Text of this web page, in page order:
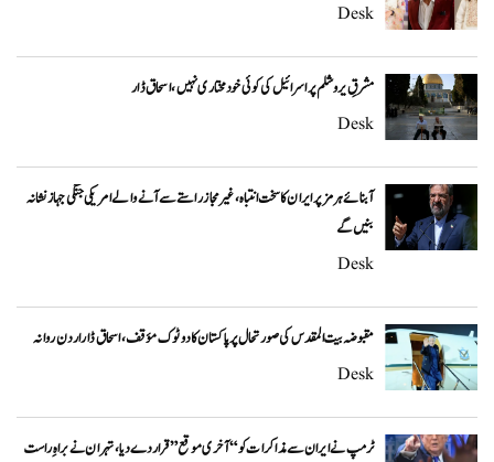
Desk
مشرقِ یروشلم پر اسرائیل کی کوئی خودمختاری نہیں، اسحاق ڈار
Desk
آبنائے ہرمز پر ایران کا سخت انتباہ، غیر مجاز راستے سے آنے والے امریکی جنگی جہاز نشانہ
بنیں گے
Desk
مقبوضہ بیت المقدس کی صورتحال پر پاکستان کا دوٹوک مؤقف، اسحاق ڈار اردن روانہ
Desk
ٹرمپ نے ایران سے مذاکرات کو “آخری موقع” قرار دے دیا، تہران نے براہِ راست